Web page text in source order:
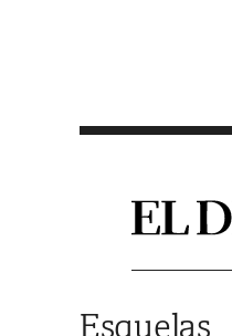
Esquelas